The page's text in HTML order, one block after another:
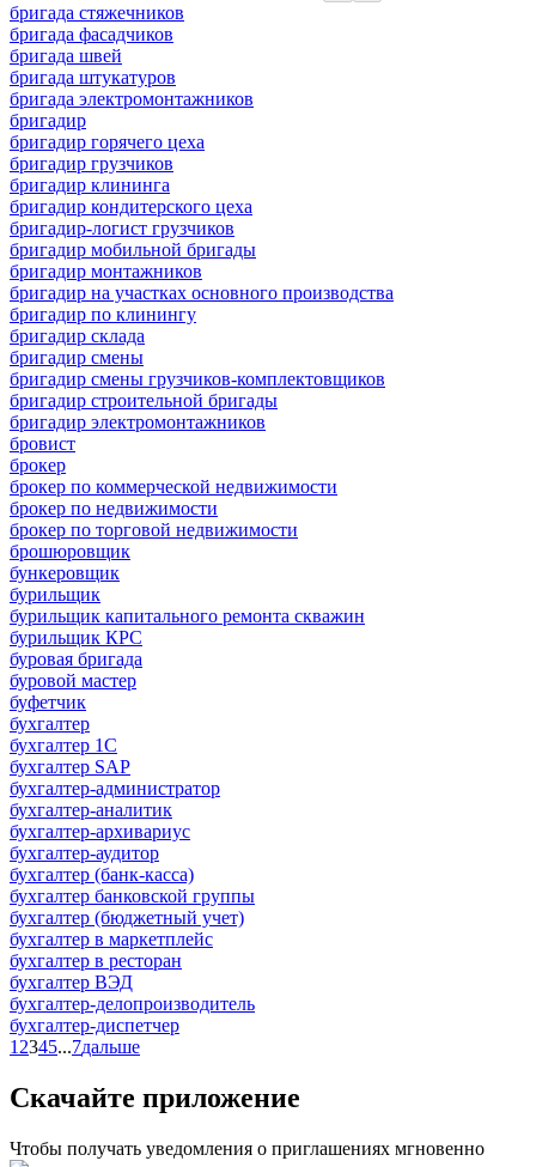
бригада стяжечников
бригада фасадчиков
бригада швей
бригада штукатуров
бригада электромонтажников
бригадир
бригадир горячего цеха
бригадир грузчиков
бригадир клининга
бригадир кондитерского цеха
бригадир-логист грузчиков
бригадир мобильной бригады
бригадир монтажников
бригадир на участках основного производства
бригадир по клинингу
бригадир склада
бригадир смены
бригадир смены грузчиков-комплектовщиков
бригадир строительной бригады
бригадир электромонтажников
бровист
брокер
брокер по коммерческой недвижимости
брокер по недвижимости
брокер по торговой недвижимости
брошюровщик
бункеровщик
бурильщик
бурильщик капитального ремонта скважин
бурильщик КРС
буровая бригада
буровой мастер
буфетчик
бухгалтер
бухгалтер 1C
бухгалтер SAP
бухгалтер-администратор
бухгалтер-аналитик
бухгалтер-архивариус
бухгалтер-аудитор
бухгалтер (банк-касса)
бухгалтер банковской группы
бухгалтер (бюджетный учет)
бухгалтер в маркетплейс
бухгалтер в ресторан
бухгалтер ВЭД
бухгалтер-делопроизводитель
бухгалтер-диспетчер
1 2345...7дальше
Скачайте приложение
Чтобы получать уведомления о приглашениях мгновенно